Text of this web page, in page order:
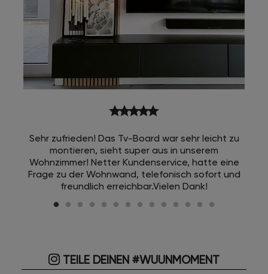
starstarstarstarstar
Sehr zufrieden! Das Tv-Board war sehr leicht zu
montieren, sieht super aus in unserem
Wohnzimmer! Netter Kundenservice, hatte eine
Frage zu der Wohnwand, telefonisch sofort und
freundlich erreichbar.Vielen Dank!
TEILE DEINEN #WUUNMOMENT